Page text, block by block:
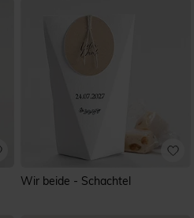
Wir beide - Schachtel